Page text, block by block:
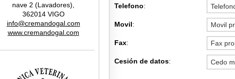
nave 2 (Lavadores),
362014 VIGO
info@cremandogal.com
www.cremandogal.com
Telefono:
Movil:
Fax:
Cesión de datos: